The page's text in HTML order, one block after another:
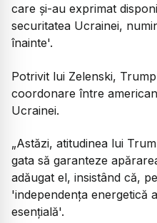
care și-au exprimat
securitatea Ucrainei,
înainte'.
Potrivit lui Zelenski,
coordonare între
Ucrainei.
„Astăzi, atitudinea lui
gata să garanteze
adăugat el, insistând că,
'independența energetică
esențială'.